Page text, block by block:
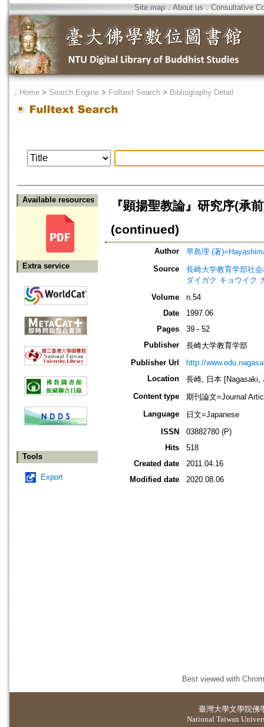
Site map．About us ． Consultative
． Home > Search Engine > Fulltext Search > Bibliography Detail
Available resources
Extra service
Tools
Export
『顕揚聖教論』研究序(
(continued)
Author
早島理 (著
Source
長崎大学教育学部社
ダイガク キョウイク
Volume
n.54
Date
1997.06
Pages
39 - 52
Publisher
長崎大学教育学部
Publisher Url
http://
Location
長崎, 日本 [Nagasaki,
Content type
期刊論文=Journal
Language
日文=Japanese
ISSN
03882780 (P)
Hits
518
Created date
2011.04.16
Modified date
2020.08.06
Best viewed with
臺灣大學文學院佛
National Taiwan